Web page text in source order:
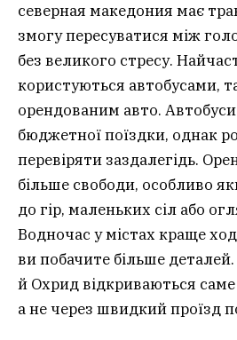
северная македония має
змогу пересуватися між
без великого стресу.
користуються автобусами,
орендованим авто.
бюджетної поїздки, однак
перевіряти заздалегідь.
більше свободи, особливо
до гір, маленьких сіл або
Водночас у містах краще
ви побачите більше
й Охрид відкриваються
а не через швидкий проїзд